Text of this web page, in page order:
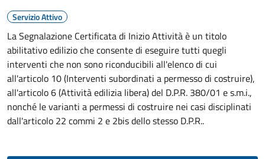
Servizio Attivo
La Segnalazione Certificata di Inizio Attività è un titolo
abilitativo edilizio che consente di eseguire tutti quegli
interventi che non sono riconducibili all'elenco di cui
all'articolo 10 (Interventi subordinati a permesso di costruire),
all'articolo 6 (Attività edilizia libera) del D.P.R. 380/01 e s.m.i.,
nonché le varianti a permessi di costruire nei casi disciplinati
dall'articolo 22 commi 2 e 2bis dello stesso D.P.R..